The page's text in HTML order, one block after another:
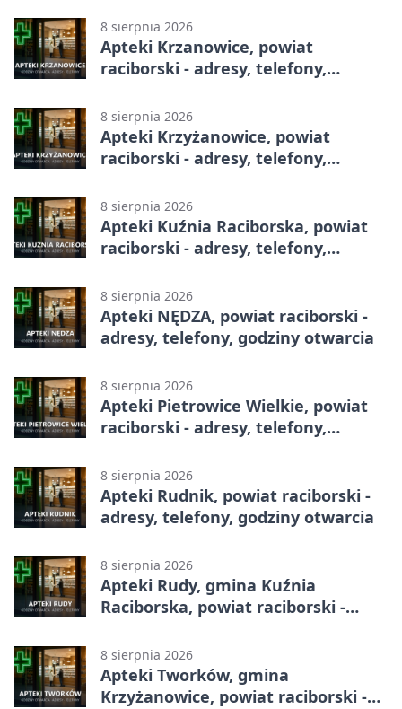
8 sierpnia 2026
Apteki Krzanowice, powiat
raciborski - adresy, telefony,
8 sierpnia 2026
Apteki Krzyżanowice, powiat
raciborski - adresy, telefony,
8 sierpnia 2026
Apteki Kuźnia Raciborska, powiat
raciborski - adresy, telefony,
8 sierpnia 2026
Apteki NĘDZA, powiat raciborski -
adresy, telefony, godziny otwarcia
8 sierpnia 2026
Apteki Pietrowice Wielkie, powiat
raciborski - adresy, telefony,
8 sierpnia 2026
Apteki Rudnik, powiat raciborski -
adresy, telefony, godziny otwarcia
8 sierpnia 2026
Apteki Rudy, gmina Kuźnia
Raciborska, powiat raciborski -
8 sierpnia 2026
Apteki Tworków, gmina
Krzyżanowice, powiat raciborski -